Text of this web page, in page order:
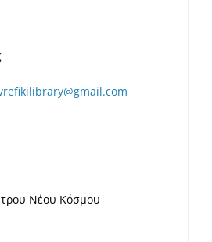
Νέου Κόσμου